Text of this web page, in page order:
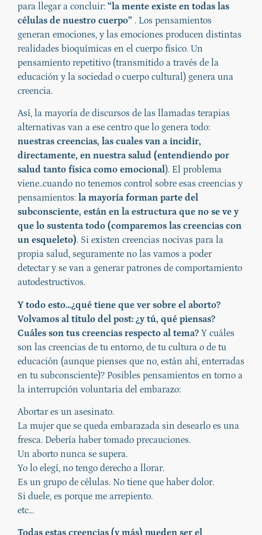
para llegar a concluir: “la mente existe en todas las
células de nuestro cuerpo” . Los pensamientos
generan emociones, y las emociones producen distintas
realidades bioquímicas en el cuerpo físico. Un
pensamiento repetitivo (transmitido a través de la
educación y la sociedad o cuerpo cultural) genera una
creencia.
Así, la mayoría de discursos de las llamadas terapias
alternativas van a ese centro que lo genera todo:
nuestras creencias, las cuales van a incidir,
directamente, en nuestra salud (entendiendo por
salud tanto física como emocional). El problema
viene..cuando no tenemos control sobre esas creencias y
pensamientos: la mayoría forman parte del
subconsciente, están en la estructura que no se ve y
que lo sustenta todo (comparemos las creencias con
un esqueleto). Si existen creencias nocivas para la
propia salud, seguramente no las vamos a poder
detectar y se van a generar patrones de comportamiento
autodestructivos.
Y todo esto…¿qué tiene que ver sobre el aborto?
Volvamos al título del post: ¿y tú, qué piensas?
Cuáles son tus creencias respecto al tema? Y cuáles
son las creencias de tu entorno, de tu cultura o de tu
educación (aunque pienses que no, están ahí, enterradas
en tu subconsciente)? Posibles pensamientos en torno a
la interrupción voluntaria del embarazo:
Abortar es un asesinato.
La mujer que se queda embarazada sin desearlo es una
fresca. Debería haber tomado precauciones.
Un aborto nunca se supera.
Yo lo elegí, no tengo derecho a llorar.
Es un grupo de células. No tiene que haber dolor.
Si duele, es porque me arrepiento.
etc…
Todas estas creencias (y más) pueden ser el